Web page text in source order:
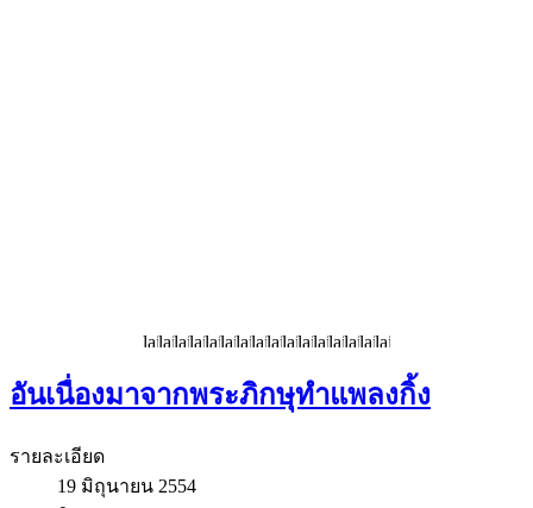
อันเนื่องมาจากพระภิกษุทำแพลงกิ้ง
รายละเอียด
19 มิถุนายน 2554